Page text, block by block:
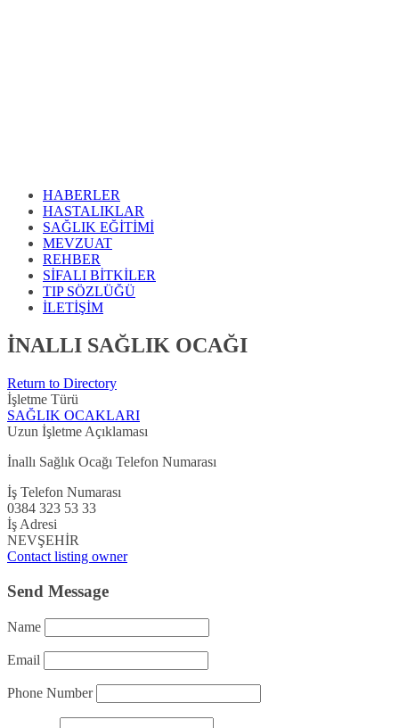
HABERLER
HASTALIKLAR
SAĞLIK EĞİTİMİ
MEVZUAT
REHBER
SİFALI BİTKİLER
TIP SÖZLÜĞÜ
İLETİŞİM
İNALLI SAĞLIK OCAĞI
Return to Directory
İşletme Türü
SAĞLIK OCAKLARI
Uzun İşletme Açıklaması
İnallı Sağlık Ocağı Telefon Numarası
İş Telefon Numarası
0384 323 53 33
İş Adresi
NEVŞEHİR
Contact listing owner
Send Message
Name
Email
Phone Number